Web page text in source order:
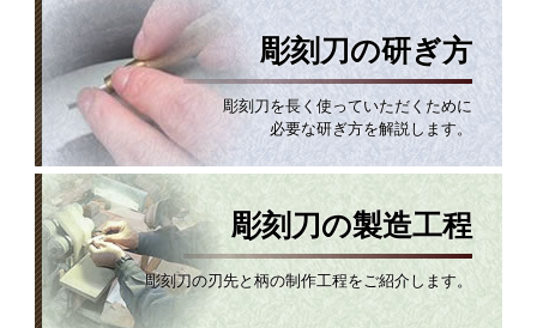
彫刻刀の研ぎ方
彫刻刀を長く使っていただくために
必要な研ぎ方を解説します。
彫刻刀の製造工程
彫刻刀の刃先と柄の制作工程をご紹介します。